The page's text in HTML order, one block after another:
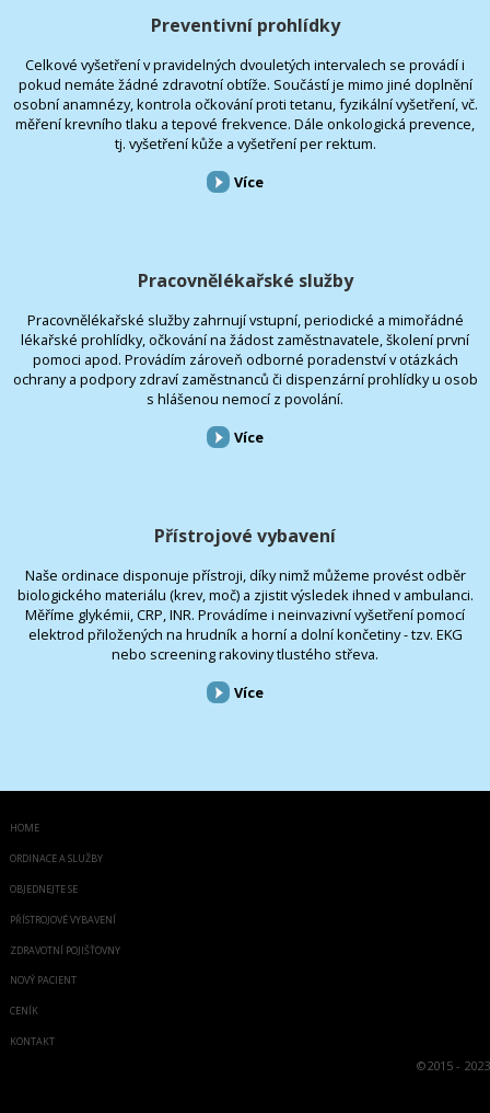
Preventivní prohlídky
Celkové vyšetření v pravidelných dvouletých intervalech se provádí i
pokud nemáte žádné zdravotní obtíže. Součástí je mimo jiné doplnění
osobní anamnézy, kontrola očkování proti tetanu, fyzikální vyšetření, vč.
měření krevního tlaku a tepové frekvence. Dále onkologická prevence,
tj. vyšetření kůže a vyšetření per rektum.
Více
Pracovnělékařské služby
Pracovnělékařské služby zahrnují vstupní, periodické a mimořádné
lékařské prohlídky, očkování na žádost zaměstnavatele, školení první
pomoci apod. Provádím zároveň odborné poradenství v otázkách
ochrany a podpory zdraví zaměstnanců či dispenzární prohlídky u osob
s hlášenou nemocí z povolání.
Více
Přístrojové vybavení
Naše ordinace disponuje přístroji, díky nimž můžeme provést odběr
biologického materiálu (krev, moč) a zjistit výsledek ihned v ambulanci.
Měříme glykémii, CRP, INR. Provádíme i neinvazivní vyšetření pomocí
elektrod přiložených na hrudník a horní a dolní končetiny - tzv. EKG
nebo screening rakoviny tlustého střeva.
Více
HOME
ORDINACE A SLUŽBY
OBJEDNEJTE SE
PŘÍSTROJOVÉ VYBAVENÍ
ZDRAVOTNÍ POJIŠŤOVNY
NOVÝ PACIENT
CENÍK
KONTAKT
©2015 - 2023